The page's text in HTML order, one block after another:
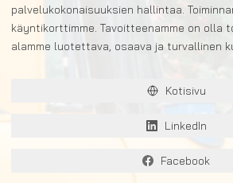
palvelukokonaisuuksien hallintaa.
käyntikorttimme. Tavoitteenamme on olla
alamme luotettava, osaava ja turvallinen
Kotisivu
LinkedIn
Facebook